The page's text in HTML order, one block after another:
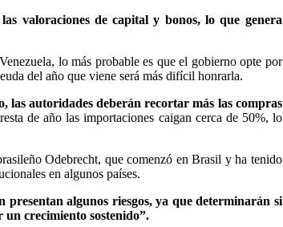
valoraciones de capital y bonos, lo que genera
lo más probable es que el gobierno opte por
del año que viene será más difícil honrarla.
las autoridades deberán recortar más las compras
de año las importaciones caigan cerca de 50%, lo
Odebrecht, que comenzó en Brasil y ha tenido
en algunos países.
presentan algunos riesgos, ya que determinarán si
crecimiento sostenido”.